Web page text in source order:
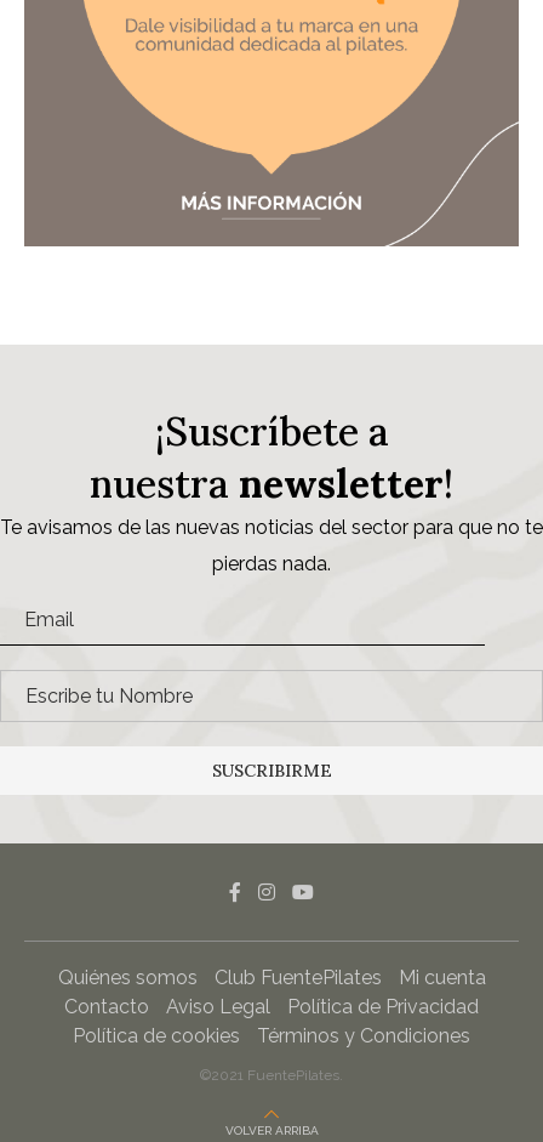
¡Suscríbete a
nuestra newsletter!
Te avisamos de las nuevas noticias del sector para que no te
pierdas nada.
SUSCRIBIRME
Quiénes somos Club FuentePilates
Mi cuenta
Contacto
Aviso Legal
Política de Privacidad
Política de cookies
Términos y Condiciones
©2021 FuentePilates.
VOLVER ARRIBA